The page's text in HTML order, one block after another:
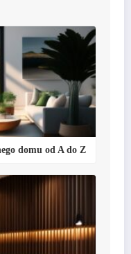
domu od A do Z